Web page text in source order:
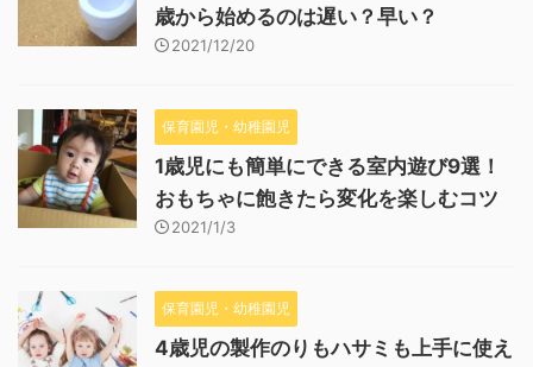
歳から始めるのは遅い？早い？
2021/12/20
保育園児・幼稚園児
1歳児にも簡単にできる室内遊び9選！
おもちゃに飽きたら変化を楽しむコツ
2021/1/3
保育園児・幼稚園児
4歳児の製作のりもハサミも上手に使え